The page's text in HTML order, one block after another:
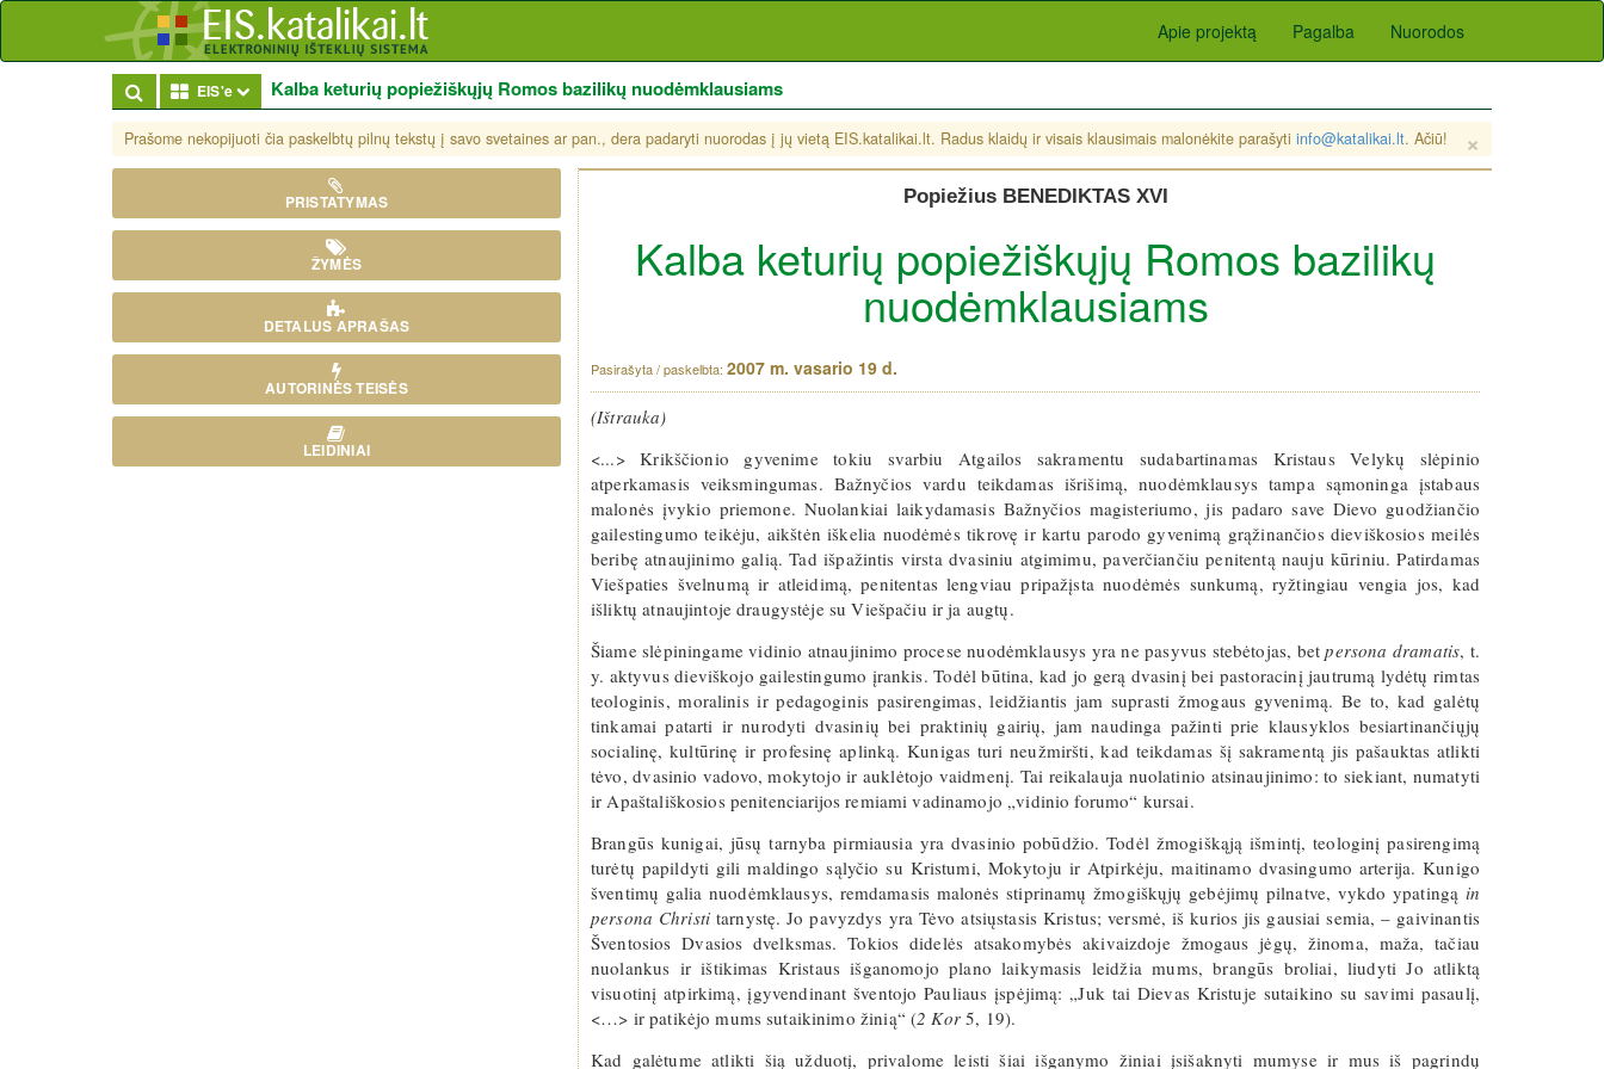
Apie projektą Pagalba Nuorodos
EIS'e Toggle Dropdown
Kalba keturių popiežiškųjų Romos bazilikų nuodėmklausiams
Prašome nekopijuoti čia paskelbtų pilnų tekstų į savo svetaines ar pan., dera padaryti nuorodas į jų vietą EIS.katalikai.lt. Radus klaidų ir visais klausimais malonėkite parašyti info@katalikai.lt. Ačiū! ×
PRISTATYMAS
ŽYMĖS
DETALUS APRAŠAS
AUTORINĖS TEISĖS
LEIDINIAI
Popiežius BENEDIKTAS XVI
Kalba keturių popiežiškųjų Romos bazilikų
nuodėmklausiams
2007 m. vasario 19 d.
(Ištrauka)
<...> Krikščionio gyvenime tokiu svarbiu Atgailos sakramentu sudabartinamas Kristaus Velykų slėpinio
atperkamasis veiksmingumas. Bažnyčios vardu teikdamas išrišimą, nuodėmklausys tampa sąmoninga įstabaus
malonės įvykio priemone. Nuolankiai laikydamasis Bažnyčios magisteriumo, jis padaro save Dievo guodžiančio
gailestingumo teikėju, aikštėn iškelia nuodėmės tikrovę ir kartu parodo gyvenimą grąžinančios dieviškosios meilės
beribę atnaujinimo galią. Tad išpažintis virsta dvasiniu atgimimu, paverčiančiu penitentą nauju kūriniu. Patirdamas
Viešpaties švelnumą ir atleidimą, penitentas lengviau pripažįsta nuodėmės sunkumą, ryžtingiau vengia jos, kad
išliktų atnaujintoje draugystėje su Viešpačiu ir ja augtų.
Šiame slėpiningame vidinio atnaujinimo procese nuodėmklausys yra ne pasyvus stebėtojas, betpersona dramatis, t.
y. aktyvus dieviškojo gailestingumo įrankis. Todėl būtina, kad jo gerą dvasinį bei pastoracinį jautrumą lydėtų rimtas
teologinis, moralinis ir pedagoginis pasirengimas, leidžiantis jam suprasti žmogaus gyvenimą. Be to, kad galėtų
tinkamai patarti ir nurodyti dvasinių bei praktinių gairių, jam naudinga pažinti prie klausyklos besiartinančiųjų
socialinę, kultūrinę ir profesinę aplinką. Kunigas turi neužmiršti, kad teikdamas šį sakramentą jis pašauktas atlikti
tėvo, dvasinio vadovo, mokytojo ir auklėtojo vaidmenį. Tai reikalauja nuolatinio atsinaujinimo: to siekiant, numatyti
ir Apaštališkosios penitenciarijos remiami vadinamojo „vidinio forumo“ kursai.
Brangūs kunigai, jūsų tarnyba pirmiausia yra dvasinio pobūdžio. Todėl žmogiškąją išmintį, teologinį pasirengimą
turėtų papildyti gili maldingo sąlyčio su Kristumi, Mokytoju ir Atpirkėju, maitinamo dvasingumo arterija. Kunigo
šventimų galia nuodėmklausys, remdamasis malonės stiprinamų žmogiškųjų gebėjimų pilnatve, vykdo ypatingą in
persona Christi tarnystę. Jo pavyzdys yra Tėvo atsiųstasis Kristus; versmė, iš kurios jis gausiai semia, – gaivinantis
Šventosios Dvasios dvelksmas. Tokios didelės atsakomybės akivaizdoje žmogaus jėgų, žinoma, maža, tačiau
nuolankus ir ištikimas Kristaus išganomojo plano laikymasis leidžia mums, brangūs broliai, liudyti Jo atliktą
visuotinį atpirkimą, įgyvendinant šventojo Pauliaus įspėjimą: „Juk tai Dievas Kristuje sutaikino su savimi pasaulį,
<…> ir patikėjo mums sutaikinimo žinią“ (2 Kor5, 19).
Kad galėtume atlikti šią užduotį, privalome leisti šiai išganymo žiniai įsišaknyti mumyse ir mus iš pagrindų